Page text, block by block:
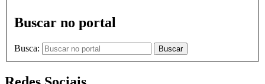
Buscar no portal
Busca: Buscar